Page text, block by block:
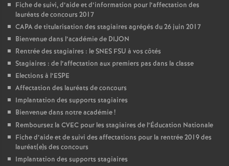
Fiche de suivi, d’aide et d’information pour l’affectation des
lauréats de concours 2017
CAPA de titularisation des stagiaires agrégés du 26 juin 2017
Bienvenue dans l’académie de DIJON
Rentrée des stagiaires : le SNES FSU à vos côtés
Stagiaires : de l’affectation aux premiers pas dans la classe
Elections à l’ESPE
Affectation des lauréats de concours
Implantation des supports stagiaires
Bienvenue dans notre académie!
Remboursez la CVEC pour les stagiaires de l’Éducation Nationale
Fiche d’aide et de suivi des affectations pour la rentrée 2019 des
lauréat(e)s des concours
Implantation des supports stagiaires